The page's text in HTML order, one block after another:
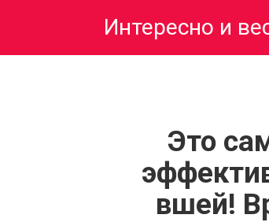
Интересно и
Это
вшей!